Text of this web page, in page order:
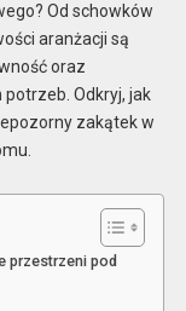
Od schowków
aranżacji są
oraz
Odkryj, jak
zakątek w
przestrzeni pod